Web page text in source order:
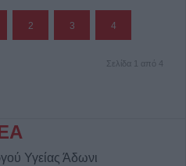
2 3 4
Σελίδα 1 από 4
Υγείας Άδωνι